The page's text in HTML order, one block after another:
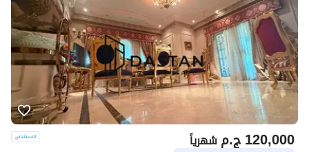
ج.م120,000 شهرياً